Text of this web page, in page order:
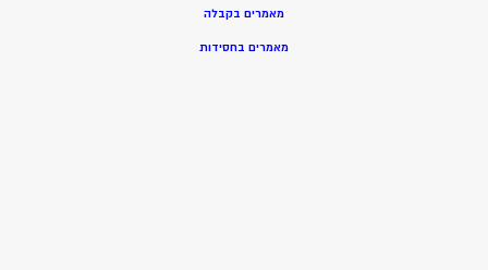
מאמרים בקבלה
מאמרים בחסידות